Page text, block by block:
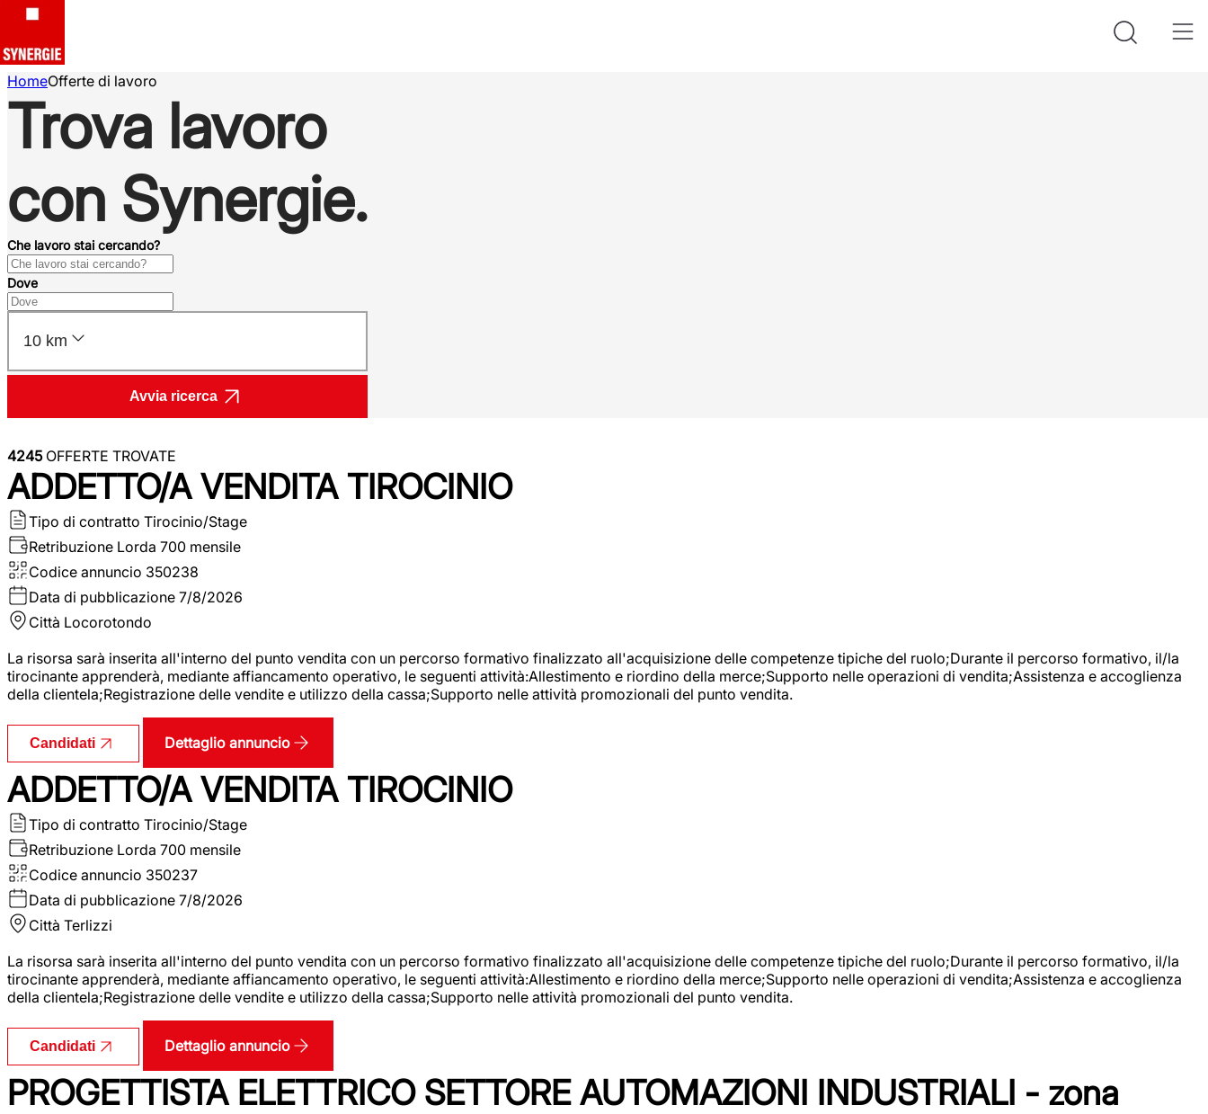
HomeOfferte di lavoro
Trova lavoro
con Synergie.
Che lavoro stai cercando?
Dove
10 km
Avvia ricerca
4245OFFERTE TROVATE
ADDETTO/A VENDITA TIROCINIO
Tipo di contratto Tirocinio/Stage
Retribuzione Lorda 700 mensile
Codice annuncio 350238
Data di pubblicazione 7/8/2026
Città Locorotondo
La risorsa sarà inserita all'interno del punto vendita con un percorso formativo finalizzato all'acquisizione delle competenze tipiche del ruolo;Durante il percorso formativo, il/la
tirocinante apprenderà, mediante affiancamento operativo, le seguenti attività:Allestimento e riordino della merce;Supporto nelle operazioni di vendita;Assistenza e accoglienza
della clientela;Registrazione delle vendite e utilizzo della cassa;Supporto nelle attività promozionali del punto vendita.
Candidati Dettaglio annuncio
ADDETTO/A VENDITA TIROCINIO
Tipo di contratto Tirocinio/Stage
Retribuzione Lorda 700 mensile
Codice annuncio 350237
Data di pubblicazione 7/8/2026
Città Terlizzi
La risorsa sarà inserita all'interno del punto vendita con un percorso formativo finalizzato all'acquisizione delle competenze tipiche del ruolo;Durante il percorso formativo, il/la
tirocinante apprenderà, mediante affiancamento operativo, le seguenti attività:Allestimento e riordino della merce;Supporto nelle operazioni di vendita;Assistenza e accoglienza
della clientela;Registrazione delle vendite e utilizzo della cassa;Supporto nelle attività promozionali del punto vendita.
Candidati Dettaglio annuncio
PROGETTISTA ELETTRICO SETTORE AUTOMAZIONI INDUSTRIALI - zona